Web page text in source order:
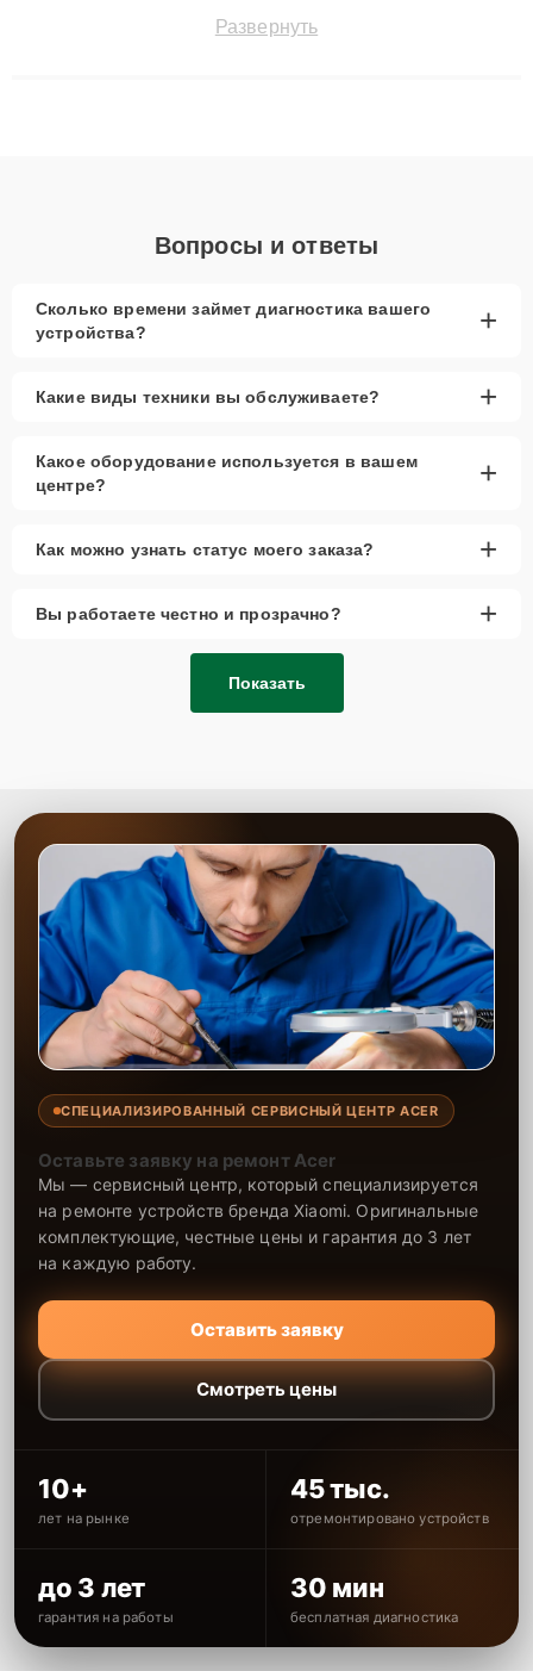
до 3 лет. Наши мастера решают сложные случаи: от замены
Развернуть
Вопросы и ответы
Сколько времени займет диагностика вашего
устройства?
+
Какие виды техники вы обслуживаете? +
Какое оборудование используется в вашем
центре?
+
Как можно узнать статус моего заказа? +
Вы работаете честно и прозрачно? +
Показать
СПЕЦИАЛИЗИРОВАННЫЙ СЕРВИСНЫЙ ЦЕНТР ACER
Оставьте заявку на ремонт Acer
Мы — сервисный центр, который специализируется
на ремонте устройств бренда Xiaomi. Оригинальные
комплектующие, честные цены и гарантия до 3 лет
на каждую работу.
Оставить заявку
Смотреть цены
10+
лет на рынке
45 тыс.
отремонтировано устройств
до 3 лет
гарантия на работы
30 мин
бесплатная диагностика